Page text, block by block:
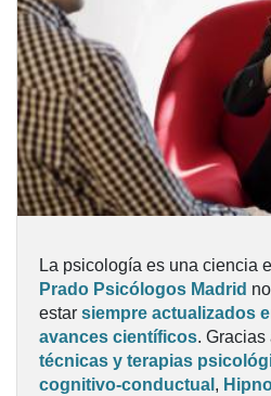
La psicología es una ciencia
Prado Psicólogos Madrid
estar siempre actualizados
avances científicos. Gracias
técnicas y terapias
cognitivo-conductual,